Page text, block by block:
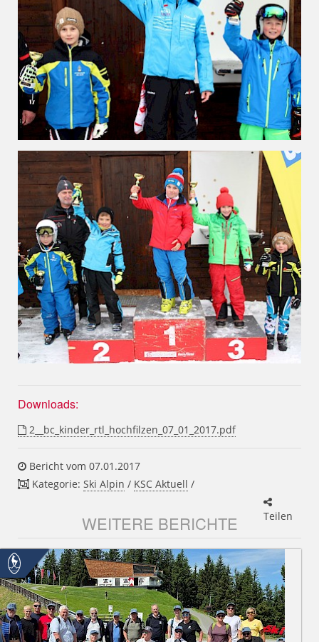
Downloads:
2__bc_kinder_rtl_hochfilzen_07_01_2017.pdf
Bericht vom 07.01.2017
Kategorie: Ski Alpin / KSC Aktuell /
Teilen
WEITERE BERICHTE